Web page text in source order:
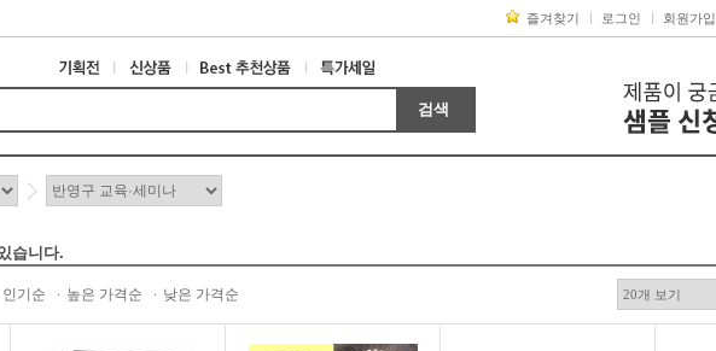
즐겨찾기 로그인 회원가입
검색
습니다.
인기순 높은 가격순 낮은 가격순